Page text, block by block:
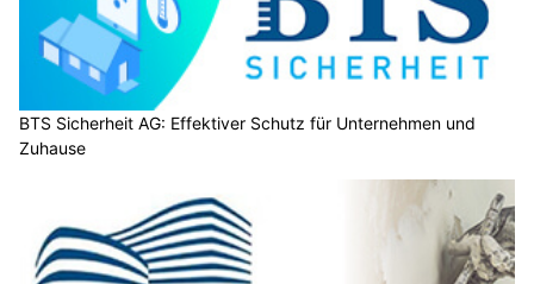
BTS Sicherheit AG: Effektiver Schutz für Unternehmen und
Zuhause